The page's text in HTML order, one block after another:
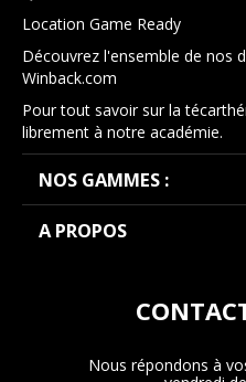
Location Game Ready
Découvrez l'ensemble de nos
Winback.com
Pour tout savoir sur la
librement à notre académie.
NOS GAMMES :
A PROPOS
Nous répondons à